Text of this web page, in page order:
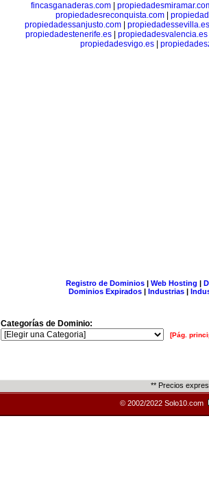
fincasganaderas.com
propiedadesreconquista.com
propiedadessanjusto.com| propiedadessevilla.es
propiedadestenerife.es| propiedadesvalencia.es
propiedadesvigo.es|
Registro de Dominios| Web Hosting |
Dominios Expirados | Industrias |
Categorías de Dominio:
[Pág.
** Precios
© 2002/2022 Solo10.com